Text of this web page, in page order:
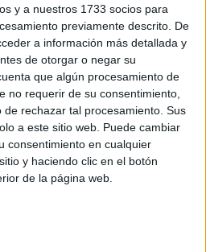
y a nuestros 1733 socios para
previamente descrito. De
a información más detallada y
de otorgar o negar su
que algún procesamiento de
no requerir de su consentimiento,
rechazar tal procesamiento. Sus
a este sitio web. Puede cambiar
consentimiento en cualquier
y haciendo clic en el botón
de la página web.